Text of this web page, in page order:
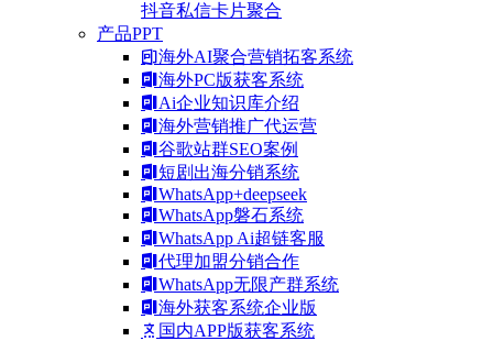
抖音私信卡片聚合
产品PPT
海外AI聚合营销拓客系统
海外PC版获客系统
Ai企业知识库介绍
海外营销推广代运营
谷歌站群SEO案例
短剧出海分销系统
WhatsApp+deepseek
WhatsApp磐石系统
WhatsApp Ai超链客服
代理加盟分销合作
WhatsApp无限产群系统
海外获客系统企业版
国内APP版获客系统